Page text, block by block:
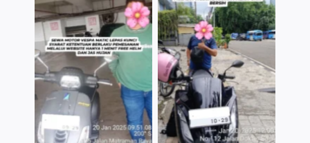
TNo Caption TNo Caption